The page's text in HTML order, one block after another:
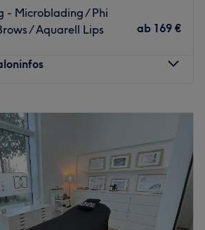
- Microblading / Phi
/ Aquarell Lips
ab 169 €
11:00– 20:00
11:00–20:00
11:00 –20:00
Geschlossen